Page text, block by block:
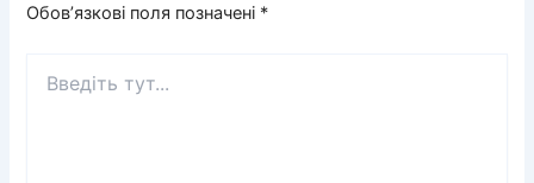
Обов’язкові поля позначені *
тут...